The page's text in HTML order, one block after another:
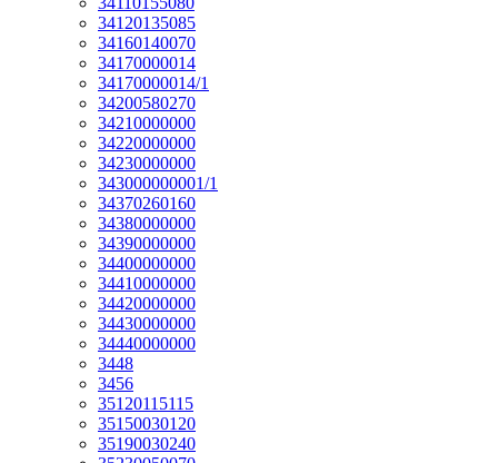
34120135085
34160140070
34170000014
34170000014/1
34200580270
34210000000
34220000000
34230000000
343000000001/1
34370260160
34380000000
34390000000
34400000000
34410000000
34420000000
34430000000
34440000000
3448
3456
35120115115
35150030120
35190030240